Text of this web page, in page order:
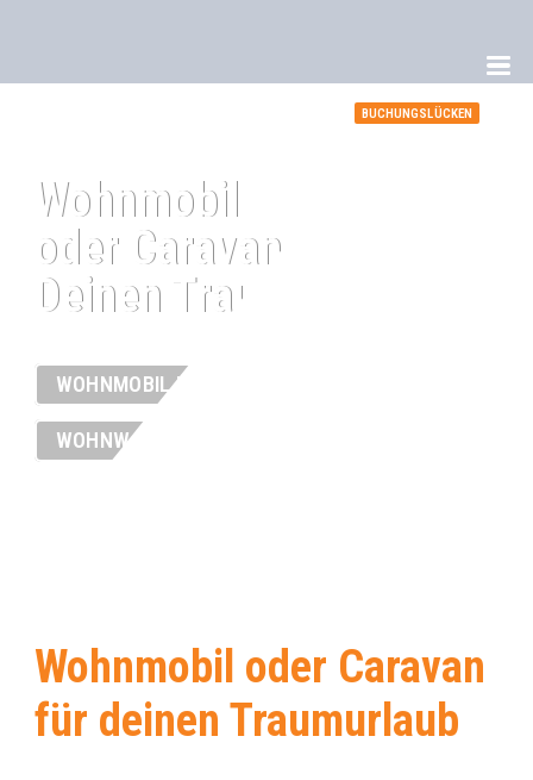
BUCHUNGSLÜCKEN
Wohnmobil
oder Caravan mieten.
Deinen Traum leben.
WOHNMOBIL MIETEN
WOHNWAGEN MIETEN
Wohnmobil oder Caravan
für deinen Traumurlaub